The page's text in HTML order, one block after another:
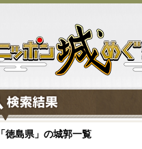
「徳島県」の城郭一覧